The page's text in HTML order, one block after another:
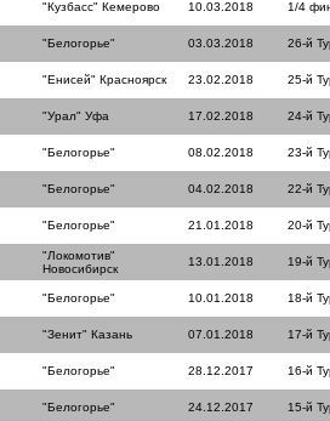
"Кузбасс" Кемерово 10.03.2018 1/4
"Белогорье" 03.03.2018 26-й
"Енисей" Красноярск 23.02.2018 25-й
"Урал" Уфа 17.02.2018 24-й
"Белогорье" 08.02.2018 23-й
"Белогорье" 04.02.2018 22-й
"Белогорье" 21.01.2018 20-й
"Локомотив"
Новосибирск
13.01.2018 19-й
"Белогорье" 10.01.2018 18-й
"Зенит" Казань 07.01.2018 17-й
"Белогорье" 28.12.2017 16-й
"Белогорье" 24.12.2017 15-й